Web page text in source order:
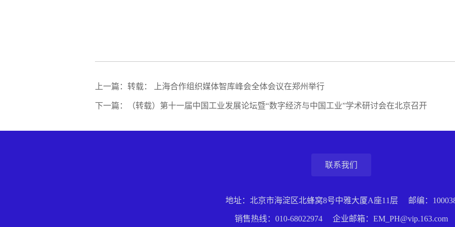
上一篇：转载： 上海合作组织媒体智库峰会全体会议在郑州举行
下一篇：（转载）第十一届中国工业发展论坛暨“数字经济与中国工业”学术研讨会在北京召开
联系我们
地址：北京市海淀区北蜂窝8号中雅大厦A座11层 邮编：
销售热线： 010-68022974 企业邮箱：EM_PH@vip.163.com